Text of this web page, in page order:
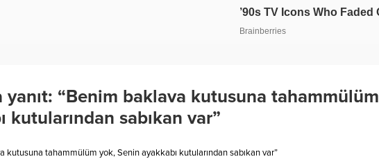
yanıt: “Benim baklava kutusuna tahammülüm
kutularından sabıkan var”
kutusuna tahammülüm yok, Senin ayakkabı kutularından sabıkan var”